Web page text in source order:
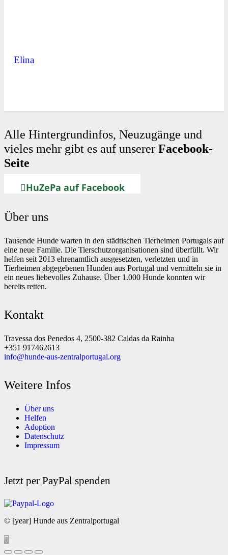
Elina
Alle Hintergrundinfos, Neuzugänge und
vieles mehr gibt es auf unserer Facebook-
Seite
HuZePa auf Facebook
Über uns
Tausende Hunde warten in den städtischen Tierheimen Portugals auf
eine neue Familie. Die Tierschutzorganisationen sind überfüllt. Wir
helfen seit 2013 ehrenamtlich ausgesetzten, verletzten und in
Tierheimen abgegebenen Hunden aus Portugal und vermitteln sie in
ein neues liebevolles Zuhause. Über 1.000 Hunde konnten wir
bereits retten.
Kontakt
Travessa dos Penedos 4, 2500-382 Caldas da Rainha
+351 917462613
info@hunde-aus-zentralportugal.org
Weitere Infos
Über uns
Helfen
Adoption
Datenschutz
Impressum
Jetzt per PayPal spenden
© [year] Hunde aus Zentralportugal